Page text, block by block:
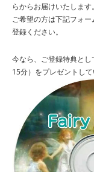
らからお届けいたします。
ご希望の方は下記フォー
登録ください。
今なら、ご登録特典と
15分）をプレゼントして